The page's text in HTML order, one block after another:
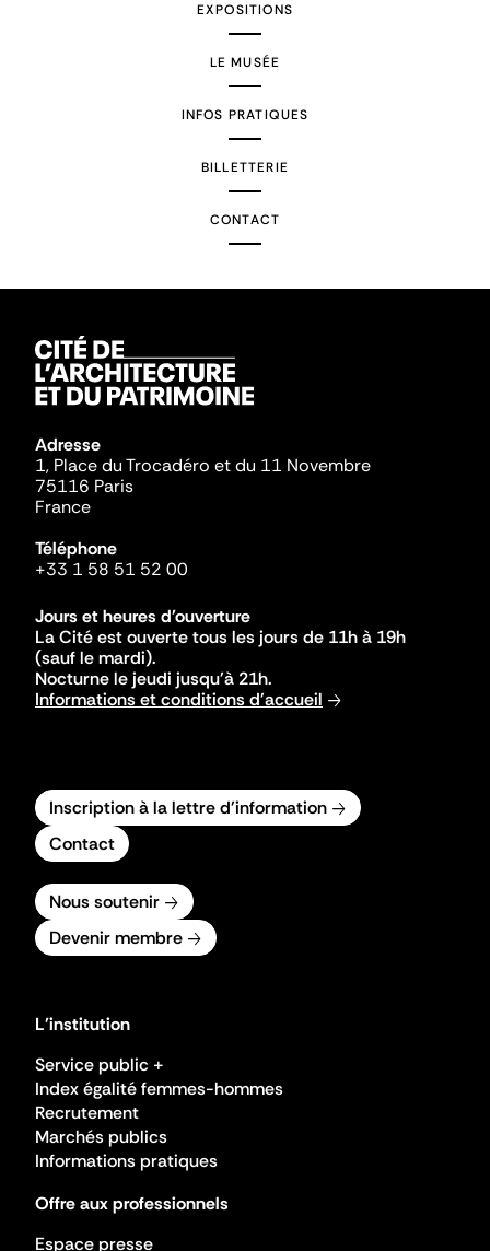
EXPOSITIONS
LE MUSÉE
INFOS PRATIQUES
BILLETTERIE
CONTACT
Adresse
1, Place du Trocadéro et du 11 Novembre
75116 Paris
France
Téléphone
+33 1 58 51 52 00
Jours et heures d'ouverture
La Cité est ouverte tous les jours de 11h à 19h
(sauf le mardi).
Nocturne le jeudi jusqu'à 21h.
Informations et conditions d'accueil
Inscription à la lettre d'information
Contact
Nous soutenir
Devenir membre
L'institution
Service public +
Index égalité femmes-hommes
Recrutement
Marchés publics
Informations pratiques
Offre aux professionnels
Espace presse